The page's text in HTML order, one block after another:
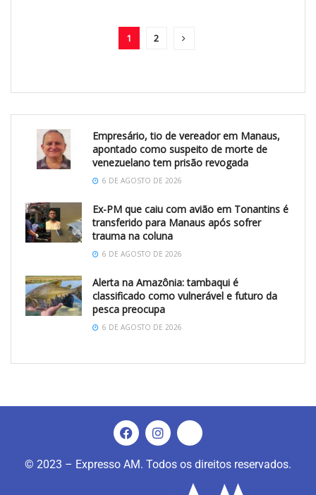
1 2
Empresário, tio de vereador em Manaus,
apontado como suspeito de morte de
venezuelano tem prisão revogada
6 DE AGOSTO DE 2026
Ex-PM que caiu com avião em Tonantins é
transferido para Manaus após sofrer
trauma na coluna
6 DE AGOSTO DE 2026
Alerta na Amazônia: tambaqui é
classificado como vulnerável e futuro da
pesca preocupa
6 DE AGOSTO DE 2026
© 2023 – Expresso AM. Todos os direitos reservados.